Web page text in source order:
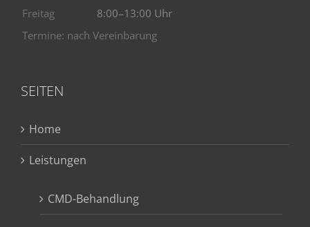
Freitag
8:00–13:00 Uhr
Termine: nach Vereinbarung
SEITEN
Home
Leistungen
CMD-Behandlung